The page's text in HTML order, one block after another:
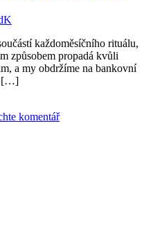
každoměsíčního rituálu,
způsobem propadá kvůli
a my obdržíme na bankovní
[…]
komentář